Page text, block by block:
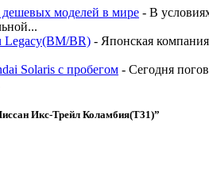
моделей в мире - В
Legacy(BM/BR) - Японская
Solaris с пробегом - Сегодня
Икс-Трейл Коламбия(T31)”